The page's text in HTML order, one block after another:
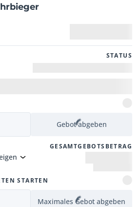
STATUS
Gebot abgeben
GESAMTGEBOTSBETRAG
STARTEN
Maximales Gebot abgeben